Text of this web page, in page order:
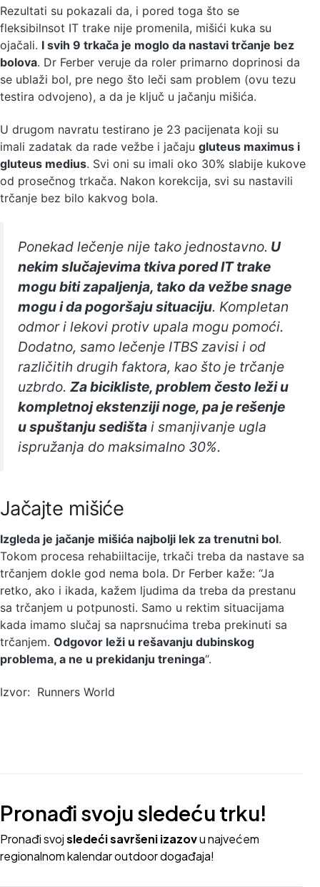
Rezultati su pokazali da, i pored toga što se
fleksibilnsot IT trake nije promenila, mišići kuka su
ojačali. I svih 9 trkača je moglo da nastavi trčanje bez
bolova. Dr Ferber veruje da roler primarno doprinosi da
se ublaži bol, pre nego što leči sam problem (ovu tezu
testira odvojeno), a da je ključ u jačanju mišića.
U drugom navratu testirano je 23 pacijenata koji su
imali zadatak da rade vežbe i jačaju gluteus maximus i
gluteus medius. Svi oni su imali oko 30% slabije kukove
od prosečnog trkača. Nakon korekcija, svi su nastavili
trčanje bez bilo kakvog bola.
Ponekad lečenje nije tako jednostavno. U
nekim slučajevima tkiva pored IT trake
mogu biti zapaljenja, tako da vežbe snage
mogu i da pogoršaju situaciju. Kompletan
odmor i lekovi protiv upala mogu pomoći.
Dodatno, samo lečenje ITBS zavisi i od
različitih drugih faktora, kao što je trčanje
uzbrdo. Za bicikliste, problem često leži u
kompletnoj ekstenziji noge, pa je rešenje
u spuštanju sedišta i smanjivanje ugla
ispružanja do maksimalno 30%.
Jačajte mišiće
Izgleda je jačanje mišića najbolji lek za trenutni bol.
Tokom procesa rehabiiltacije, trkači treba da nastave sa
trčanjem dokle god nema bola. Dr Ferber kaže: “Ja
retko, ako i ikada, kažem ljudima da treba da prestanu
sa trčanjem u potpunosti. Samo u rektim situacijama
kada imamo slučaj sa naprsnućima treba prekinuti sa
trčanjem. Odgovor leži u rešavanju dubinskog
problema, a ne u prekidanju treninga“.
Izvor: Runners World
Pronađi svoju sledeću trku!
Pronađi svojsledeći savršeni izazovu najvećem
regionalnom kalendar outdoor događaja!